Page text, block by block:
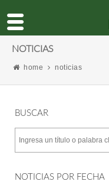
NOTICIAS
home noticias
BUSCAR
NOTICIAS POR FECHA